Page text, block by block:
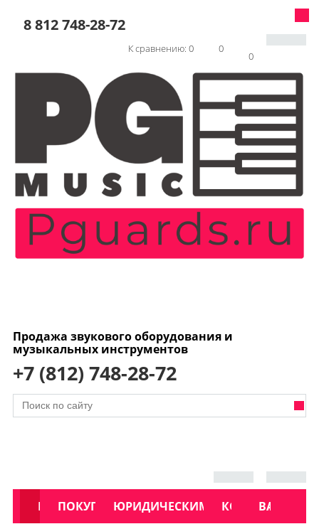
8 812 748-28-72
0
0
К сравнению: 0
Продажа звукового оборудования и
музыкальных инструментов
+7 (812) 748-28-72
АКЦИИ
КАТАЛОГ
ПОКУПАТЕЛЯМЮРИДИЧЕСКИМ ЛИЦАМКОНТАКТЫ
УСЛУГИ